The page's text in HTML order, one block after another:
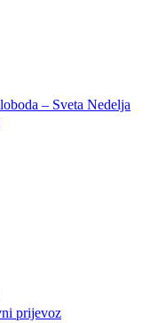
– Sveta Nedelja
prijevoz